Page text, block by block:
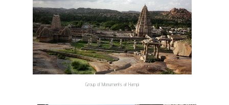
Group of Monuments at Hampi